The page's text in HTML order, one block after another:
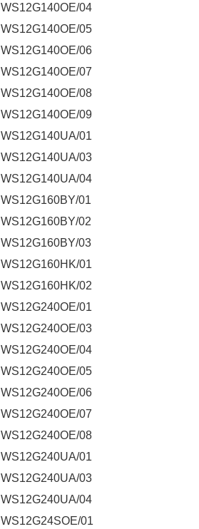
WS12G140OE/04
WS12G140OE/05
WS12G140OE/06
WS12G140OE/07
WS12G140OE/08
WS12G140OE/09
WS12G140UA/01
WS12G140UA/03
WS12G140UA/04
WS12G160BY/01
WS12G160BY/02
WS12G160BY/03
WS12G160HK/01
WS12G160HK/02
WS12G240OE/01
WS12G240OE/03
WS12G240OE/04
WS12G240OE/05
WS12G240OE/06
WS12G240OE/07
WS12G240OE/08
WS12G240UA/01
WS12G240UA/03
WS12G240UA/04
WS12G24SOE/01